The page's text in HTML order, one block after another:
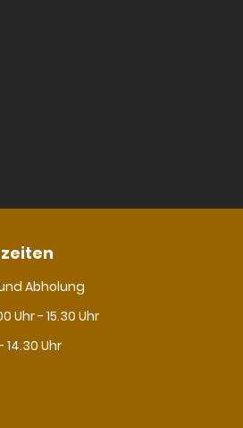
Abholung
Uhr - 15.30 Uhr
14.30 Uhr